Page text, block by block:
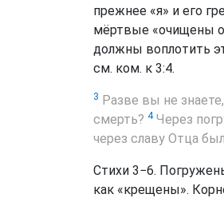
прежнее «я» и его
мёртвые «очищены
должны воплотить
см. ком. к 3:4.
3 Разве вы не
смерть? 4Через
через славу Отца
Стихи 3−6.
как «крещены».